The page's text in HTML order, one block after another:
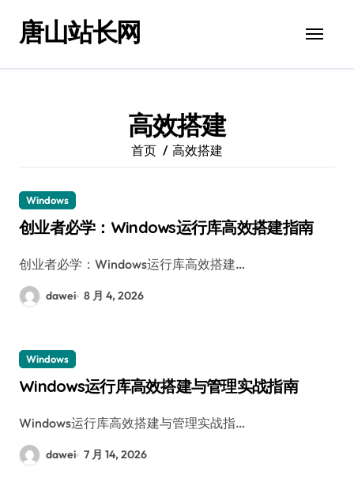
唐山站长网
高效搭建
首页 高效搭建
Windows
创业者必学：Windows运行库高效搭建指南
创业者必学：Windows运行库高效搭建…
dawei 8 月 4, 2026
Windows
Windows运行库高效搭建与管理实战指南
Windows运行库高效搭建与管理实战指…
dawei 7 月 14, 2026